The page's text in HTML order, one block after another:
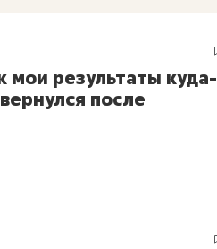
мои результаты куда-
после